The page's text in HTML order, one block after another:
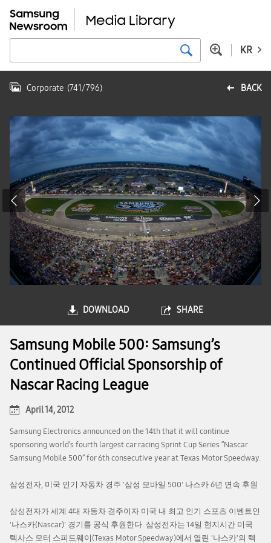
KR
BACK
Corporate (741/796)
DOWNLOAD SHARE
Samsung Mobile 500: Samsung’s
Continued Official Sponsorship of
Nascar Racing League
April 14, 2012
Samsung Electronics announced on the 14th that it will continue
sponsoring world’s fourth largest car racing Sprint Cup Series “Nascar
Samsung Mobile 500” for 6th consecutive year at Texas Motor Speedway.
삼성전자, 미국 인기 자동차 경주 '삼성 모바일 500' 나스카 6년 연속 후원
삼성전자가 세계 4대 자동차 경주이자 미국 내 최고 인기 스포츠 이벤트인
'나스카(Nascar)' 경기를 공식 후원한다. 삼성전자는 14일 현지시간 미국
텍사스 모터 스피드웨이(Texas Motor Speedway)에서 열린 '나스카'의 텍